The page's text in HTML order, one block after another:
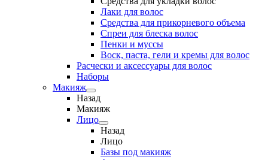
Лаки для волос
Средства для прикорневого объема
Спреи для блеска волос
Пенки и муссы
Воск, паста, гели и кремы для волос
Расчески и аксессуары для волос
Наборы
Макияж
Назад
Макияж
Лицо
Назад
Лицо
Базы под макияж